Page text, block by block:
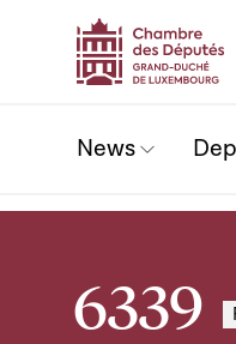
News
6339